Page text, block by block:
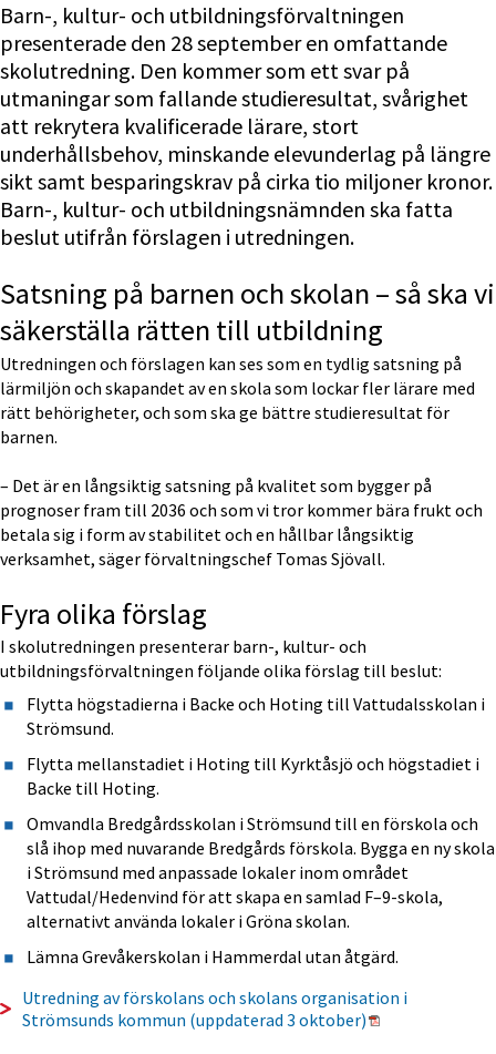
Barn-, kultur- och utbildningsförvaltningen
presenterade den 28 september en omfattande
skolutredning. Den kommer som ett svar på
utmaningar som fallande studieresultat, svårighet
att rekrytera kvalificerade lärare, stort
underhållsbehov, minskande elevunderlag på längre
sikt samt besparingskrav på cirka tio miljoner kronor.
Barn-, kultur- och utbildningsnämnden ska fatta
beslut utifrån förslagen i utredningen.
Satsning på barnen och skolan – så ska vi
säkerställa rätten till utbildning
Utredningen och förslagen kan ses som en tydlig satsning på
lärmiljön och skapandet av en skola som lockar fler lärare med
rätt behörigheter, och som ska ge bättre studieresultat för
barnen.
– Det är en långsiktig satsning på kvalitet som bygger på
prognoser fram till 2036 och som vi tror kommer bära frukt och
betala sig i form av stabilitet och en hållbar långsiktig
verksamhet, säger förvaltningschef Tomas Sjövall.
Fyra olika förslag
I skolutredningen presenterar barn-, kultur- och
utbildningsförvaltningen följande olika förslag till beslut:
Flytta högstadierna i Backe och Hoting till Vattudalsskolan i
Strömsund.
Flytta mellanstadiet i Hoting till Kyrktåsjö och högstadiet i
Backe till Hoting.
Omvandla Bredgårdsskolan i Strömsund till en förskola och
slå ihop med nuvarande Bredgårds förskola. Bygga en ny skola
i Strömsund med anpassade lokaler inom området
Vattudal/Hedenvind för att skapa en samlad F–9-skola,
alternativt använda lokaler i Gröna skolan.
Lämna Grevåkerskolan i Hammerdal utan åtgärd.
Utredning av förskolans och skolans organisation i
Strömsunds kommun (uppdaterad 3 oktober) Pdf, 2 MB.